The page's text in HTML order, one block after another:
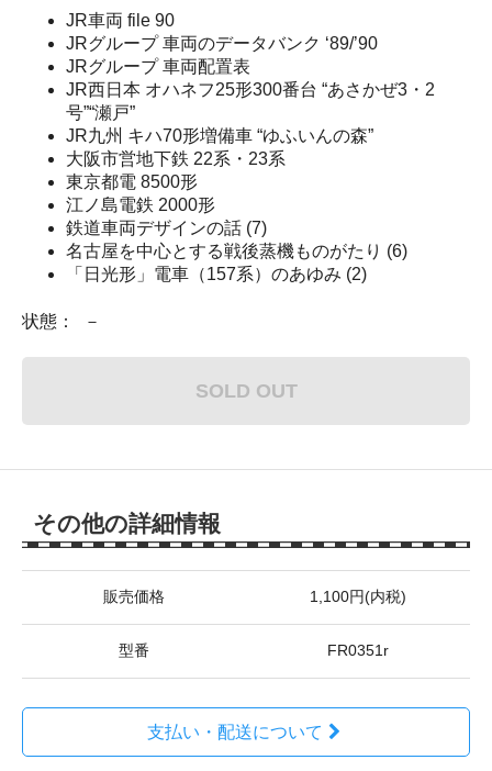
JR車両 file 90
JRグループ 車両のデータバンク ‘89/’90
JRグループ 車両配置表
JR西日本 オハネフ25形300番台 “あさかぜ3・2
号”“瀬戸”
JR九州 キハ70形増備車 “ゆふいんの森”
大阪市営地下鉄 22系・23系
東京都電 8500形
江ノ島電鉄 2000形
鉄道車両デザインの話 (7)
名古屋を中心とする戦後蒸機ものがたり (6)
「日光形」電車（157系）のあゆみ (2)
状態： －
SOLD OUT
その他の詳細情報
販売価格 1,100円(内税)
型番 FR0351r
支払い・配送について